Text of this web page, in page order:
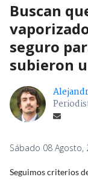
Buscan
seguro
subieron
Sábado 08 Agosto,
Seguimos criterios